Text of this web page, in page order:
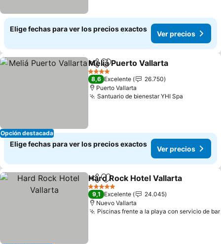
Elige fechas para ver los precios exactos
Ver precios
Opción destacada
CompartirAgregar a favoritos
Meliá Puerto Vallarta
4 Estrellas
8,6 Excelente
26.750
Puerto Vallarta
Santuario de bienestar YHI Spa
Elige fechas para ver los precios exactos
Ver precios
CompartirAgregar a favoritos
Hard Rock Hotel Vallarta
5 Estrellas
9,1 Excelente
24.045
Nuevo Vallarta
Piscinas frente a la playa con servicio de bar